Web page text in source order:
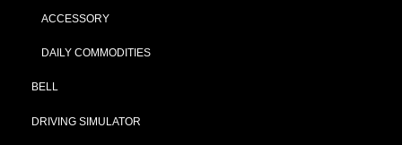
ACCESSORY
DAILY COMMODITIES
BELL
DRIVING SIMULATOR